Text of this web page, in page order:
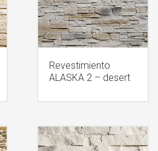
Revestimiento
ALASKA 2 – desert